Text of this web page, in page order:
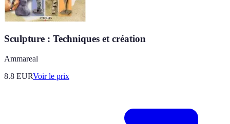
Sculpture : Techniques et création
Ammareal
8.8 EURVoir le prix